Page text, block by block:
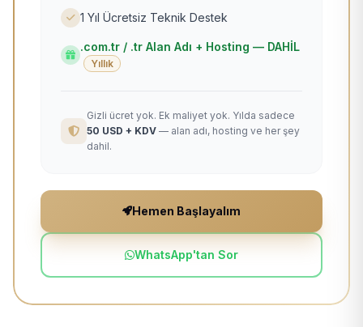
1 Yıl Ücretsiz Teknik Destek
.com.tr / .tr Alan Adı + Hosting — DAHİL
Yıllık
Gizli ücret yok. Ek maliyet yok. Yılda sadece
50 USD + KDV — alan adı, hosting ve her şey
dahil.
Hemen Başlayalım
WhatsApp'tan Sor